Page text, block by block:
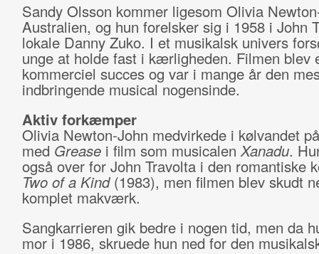
Sandy Olsson kommer ligesom Olivia
Australien, og hun forelsker sig i 1958 i John
lokale Danny Zuko. I et musikalsk univers
unge at holde fast i kærligheden. Filmen blev
kommerciel succes og var i mange år den
indbringende musical nogensinde.
Aktiv forkæmper
Olivia Newton-John medvirkede i kølvandet
med Greasei film som musicalenXanadu.
også over for John Travolta i den romantiske
Two of a Kind(1983), men filmen blev skudt
komplet makværk.
Sangkarrieren gik bedre i nogen tid, men da
mor i 1986, skruede hun ned for den